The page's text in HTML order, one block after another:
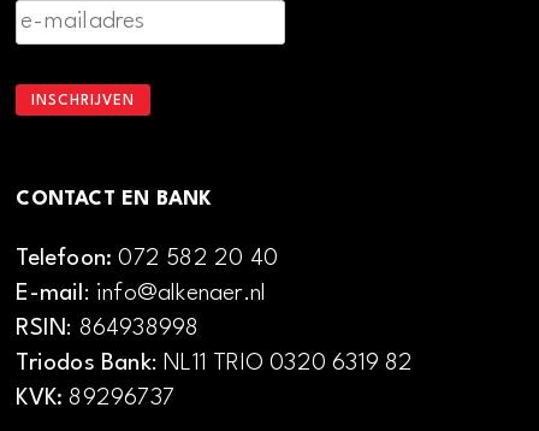
CONTACT EN BANK
Telefoon:072 582 20 40
E-mail: info@alkenaer.nl
RSIN: 864938998
Triodos Bank: NL11 TRIO 0320 6319 82
KVK: 89296737